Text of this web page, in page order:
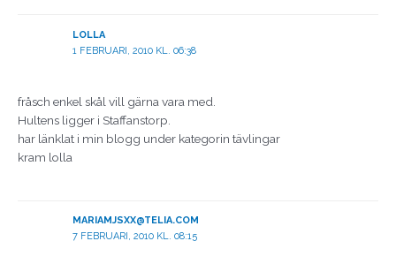
LOLLA
1 FEBRUARI, 2010 KL. 06:38
fråsch enkel skål vill gärna vara med.
Hultens ligger i Staffanstorp.
har länklat i min blogg under kategorin tävlingar
kram lolla
MARIAMJSXX@TELIA.COM
7 FEBRUARI, 2010 KL. 08:15